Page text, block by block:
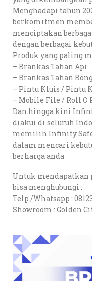
Menghadapi tahun
berkomitmen
menciptakan
dengan berbagai
Produk yang paling
– Brankas Tahan Api
– Brankas Tahan
– Pintu Kluis / Pintu
– Mobile File / Roll O
Dan hingga kini
diakui di seluruh
memilih Infinity
dalam mencari
berharga anda
Untuk mendapatkan
bisa menghubungi :
Telp./Whatsapp :
Showroom : Golden